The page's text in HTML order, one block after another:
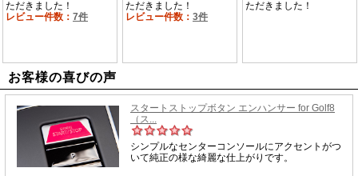
お客様の喜びの声